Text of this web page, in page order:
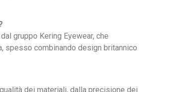
gruppo Kering Eyewear, che
spesso combinando design britannico
dei materiali, dalla precisione dei